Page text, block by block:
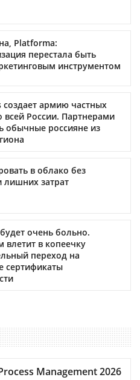
Platforma:
перестала быть
инструментом
создает армию частных
всей России. Партнерами
обычные россияне из
в облако без
лишних затрат
очень больно.
влетит в копеечку
переход на
сертификаты
Management 2026